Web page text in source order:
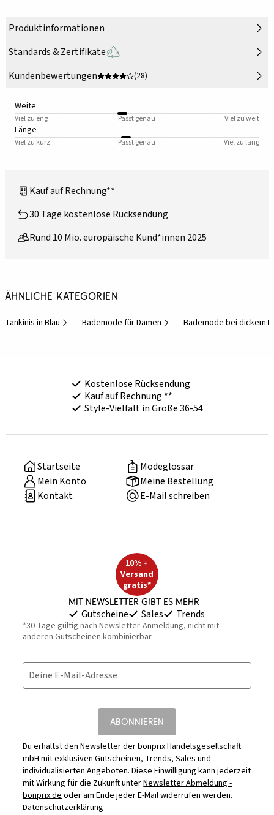
Produktinformationen
Standards & Zertifikate
Kundenbewertungen
(28)
Weite
Viel zu eng Passt genau Viel zu weit
Länge
Viel zu kurz Passt genau Viel zu lang
Kauf auf Rechnung**
30 Tage kostenlose Rücksendung
Rund 10 Mio. europäische Kund*innen 2025
Ähnliche Kategorien
Tankinis in Blau Bademode für Damen Bademode bei dickem
Kostenlose Rücksendung
Kauf auf Rechnung **
Style-Vielfalt in Größe 36-54
Startseite
Modeglossar
Mein Konto
Meine Bestellung
Kontakt
E-Mail schreiben
10% +
Versand
gratis*
Mit Newsletter gibt es mehr
Gutscheine Sales Trends
*30 Tage gültig nach Newsletter-Anmeldung, nicht mit
anderen Gutscheinen kombinierbar
Deine E-Mail-Adresse
ABONNIEREN
Du erhältst den Newsletter der bonprix Handelsgesellschaft
mbH mit exklusiven Gutscheinen, Trends, Sales und
individualisierten Angeboten. Diese Einwilligung kann jederzeit
mit Wirkung für die Zukunft unterNewsletter Abmeldung -
bonprix.deoder am Ende jeder E-Mail widerrufen werden.
Datenschutzerklärung